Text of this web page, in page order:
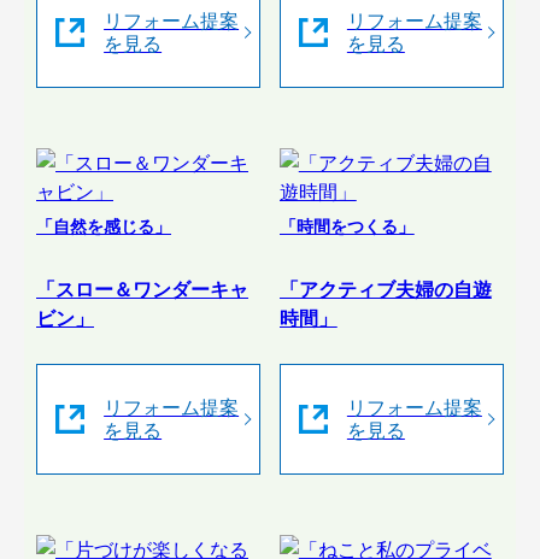
リフォーム提案
を見る
リフォーム提案
を見る
「自然を感じる」
「スロー＆ワンダーキャ
ビン」
リフォーム提案
を見る
「時間をつくる」
「アクティブ夫婦の自遊
時間」
リフォーム提案
を見る